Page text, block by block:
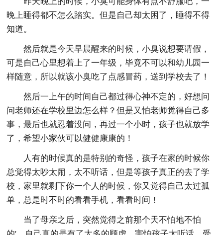
晚上睡得都不怎么踏实。但是自己却太困了，睡得不得
知道。
然后就是今天早晨醒来的时候，小臭说想要请假，
可是自己心里想着上了一年级，毕竟不可以和幼儿园一
样随意，所以就该小臭吃了点感冒药，送到学校去了！
然后一上午的时间自己都过得心神不定的，好想问
问老师还在学校里边怎么样？但是又怕老师觉得自己多
事，最后也就忍着没问，再过一个小时，孩子也就放学
了，希望小家伙可以健健康康的！
人有的时候真的是特别的奇怪，孩子在家的时候你
总觉得太吵太闹，太不听话，但是等孩子真正的去了学
校，家里就剩下你一个人的时候，你又觉得自己太过孤
单，总是时不时的看看手机，看看时间！
当了母亲之后，突然觉得之前那个天不怕地不怕